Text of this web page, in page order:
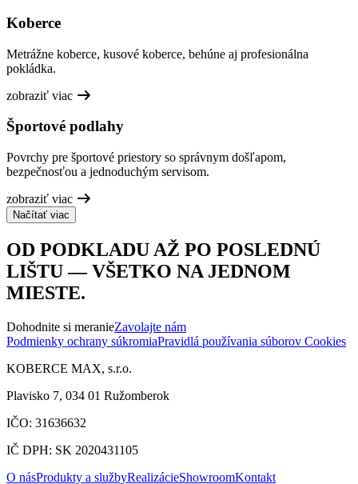
Koberce
Metrážne koberce, kusové koberce, behúne aj profesionálna
pokládka.
zobraziť viac
Športové podlahy
Povrchy pre športové priestory so správnym došľapom,
bezpečnosťou a jednoduchým servisom.
zobraziť viac
Načítať viac
OD PODKLADU AŽ PO POSLEDNÚ
LIŠTU — VŠETKO NA JEDNOM
MIESTE.
Dohodnite si meranieZavolajte nám
Podmienky ochrany súkromiaPravidlá používania súborov Cookies
KOBERCE MAX, s.r.o.
Plavisko 7, 034 01 Ružomberok
IČO: 31636632
IČ DPH: SK 2020431105
O násProdukty a službyRealizácieShowroomKontakt